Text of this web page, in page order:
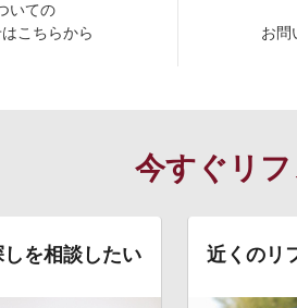
いての
こちらから
お問
今すぐリ
を相談したい 近くのリ